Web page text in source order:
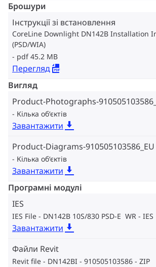
Брошури
Інструкції зі встановлення
CoreLine Downlight DN142B Installation
(PSD/WIA)
pdf 45.2 MB
Перегляд
Вигляд
Product-Photographs-
Кілька об‘єктів
Завантажити
Product-Diagrams-910505103586_EU
Кілька об‘єктів
Завантажити
Програмні модулі
IES
IES File - DN142B 10S/830 PSD-E WR IES
Завантажити
Файли Revit
Revit file - DN142BI - 910505103586 ZIP